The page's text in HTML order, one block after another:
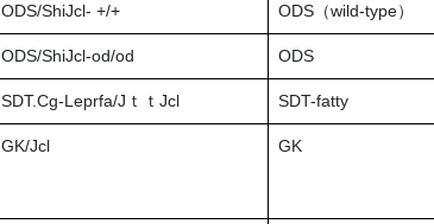
ODS/ShiJcl- +/+ ODS（wild-type）
ODS/ShiJcl-od/od ODS
SDT.Cg-Leprfa/JｔｔJcl SDT-fatty
GK/Jcl GK